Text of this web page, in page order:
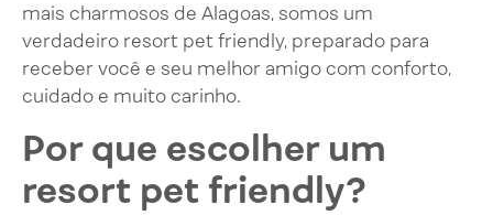
mais charmosos de Alagoas, somos um
verdadeiro resort pet friendly, preparado para
receber você e seu melhor amigo com conforto,
cuidado e muito carinho.
Por que escolher um
resort pet friendly?